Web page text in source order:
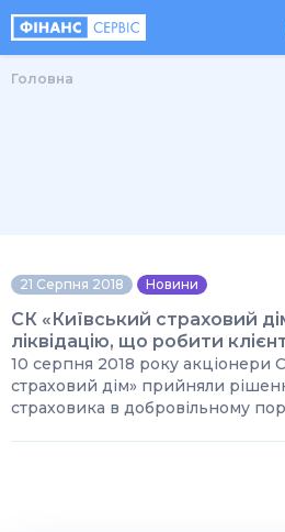
Головна
21 Серпня 2018 Новини
СК «Київський страховий
ліквідацію, що робити
10 серпня 2018 року акціонери
страховий дім» прийняли
страховика в добровільному